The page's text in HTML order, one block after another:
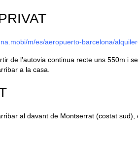
m/es/aeropuerto-barcelona/
de l’autovia continua recte uns 550m i
a la casa.
al davant de Montserrat (costat sud),